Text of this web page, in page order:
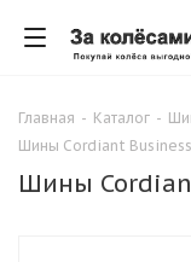
Главная - Каталог -
Шины Cordiant Business
Шины